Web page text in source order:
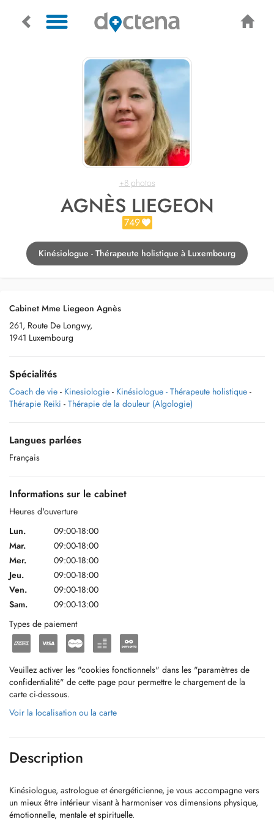
+8 photos
AGNÈS LIEGEON
749
Kinésiologue - Thérapeute holistique à Luxembourg
Cabinet Mme Liegeon Agnès
261, Route De Longwy,
1941 Luxembourg
Spécialités
Coach de vie - Kinesiologie - Kinésiologue - Thérapeute holistique -
Thérapie Reiki - Thérapie de la douleur (Algologie)
Langues parlées
Français
Informations sur le cabinet
Heures d'ouverture
Lun.
09:00-18:00
Mar.
09:00-18:00
Mer.
09:00-18:00
Jeu.
09:00-18:00
Ven.
09:00-18:00
Sam.
09:00-13:00
Types de paiement
Veuillez activer les "cookies fonctionnels" dans les "paramètres de
confidentialité" de cette page pour permettre le chargement de la
carte ci-dessous.
Voir la localisation ou la carte
Description
Kinésiologue, astrologue et énergéticienne, je vous accompagne vers
un mieux être intérieur visant à harmoniser vos dimensions physique,
émotionnelle, mentale et spirituelle.